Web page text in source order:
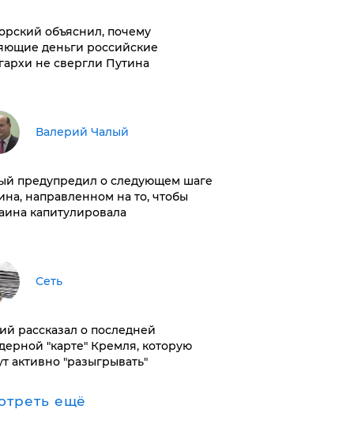
объяснил, почему
деньги российские
не свергли Путина
Валерий Чалый
предупредил о следующем шаге
направленном на то, чтобы
капитулировала
Сеть
рассказал о последней
"карте" Кремля, которую
активно "разыгрывать"
ещё